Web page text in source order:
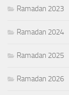
Ramadan 2023
Ramadan 2024
Ramadan 2025
Ramadan 2026